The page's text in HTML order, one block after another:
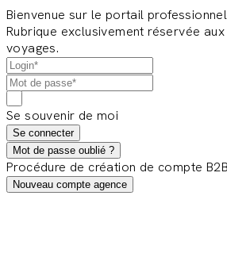
Bienvenue sur le portail
Rubrique exclusivement réservée
voyages.
Se souvenir de moi
Se connecter
Mot de passe oublié ?
Procédure de création de compte B2B
Nouveau compte agence